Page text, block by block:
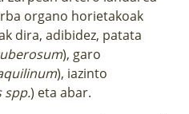
organo horietakoak
dira, adibidez, patata
), garo
), iazinto
spp.) eta abar.